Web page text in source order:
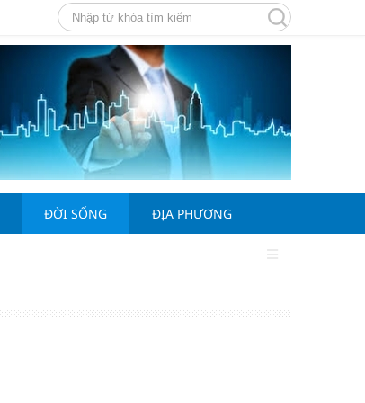
ĐỜI SỐNG ĐỊA PHƯƠNG